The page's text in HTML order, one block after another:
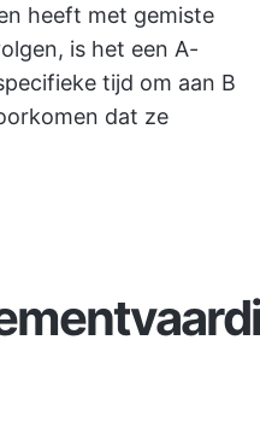
heeft met gemiste
is het een A-
tijd om aan B
dat ze